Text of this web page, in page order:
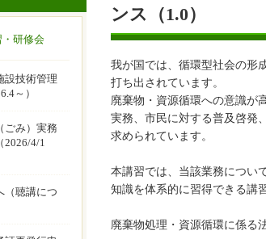
ンス（1.0）
我が国では、循環型社会の形
打ち出されています。
廃棄物・資源循環への意識が
実務、市民に対する普及啓発
求められています。
本講習では、当該業務につい
知識を体系的に習得できる講
廃棄物処理・資源循環に係る
・研修会
設技術管理
～）
ごみ）実務
2026/4/1
（聴講につ